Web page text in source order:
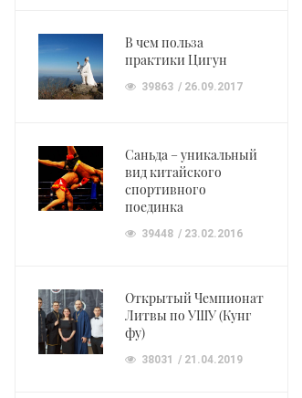
В чем польза
практики Цигун
39863 26.09.2017
Саньда – уникальный
вид китайского
спортивного
поединка
39448 23.02.2016
Открытый Чемпионат
Литвы по УШУ (Кунг
фу)
38031 21.04.2019